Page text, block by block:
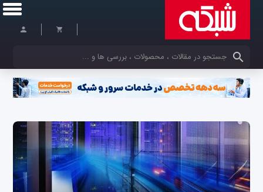
کلمات کلیدی خود را وارد کنید